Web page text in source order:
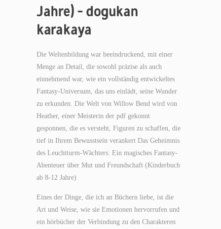
Jahre) – dogukan
karakaya
Die Weltenbildung war beeindruckend, mit einer
Menge an Detail, die sowohl präzise als auch
einnehmend war, wie ein vollständig entwickeltes
Fantasy-Universum, das uns einlädt, seine Wunder
zu erkunden. Die Welt von Willow Bend wird von
Heather, einer Meisterin der pdf gekonnt
gesponnen, die es versteht, Figuren zu schaffen, die
tief in Ihrem Bewusstsein verankert Das Geheimnis
des Leuchtturm-Wächters: Ein magisches Fantasy-
Abenteuer über Mut und Freundschaft (Kinderbuch
ab 8-12 Jahre)
Eines der Dinge, die ich an Büchern liebe, ist die
Art und Weise, wie sie Emotionen hervorrufen und
ein hörbücher der Verbindung zu den Charakteren